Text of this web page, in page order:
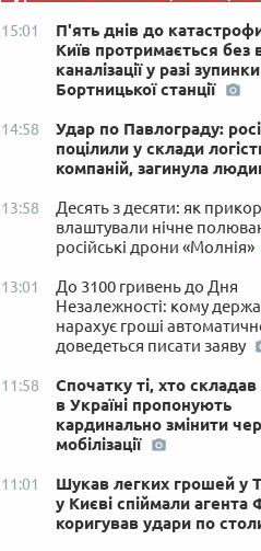
15:01
П'ять днів до
Київ протримається без
каналізації у разі зупинки
Бортницької станції
14:58
Удар по Павлограду:
поцілили у склади
компаній, загинула
13:58
Десять з десяти: як
влаштували нічне
російські дрони «Молнія»
13:01
До 3100 гривень до Дня
Незалежності: кому
нарахує гроші
доведеться писати заяву
11:58
Спочатку ті, хто складав
в Україні пропонують
кардинально змінити
мобілізації
11:01
Шукав легких грошей у
у Києві спіймали
коригував удари по